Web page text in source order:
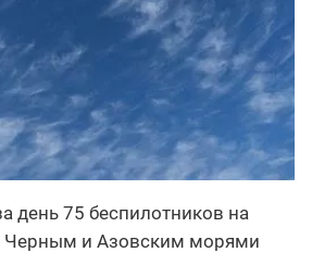
день 75 беспилотников на
Черным и Азовским морями